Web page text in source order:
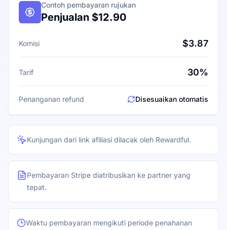
Contoh pembayaran rujukan
Penjualan $12.90
Komisi $3.87
Tarif 30%
Penanganan refund Disesuaikan otomatis
Kunjungan dari link afiliasi dilacak oleh Rewardful.
Pembayaran Stripe diatribusikan ke partner yang
tepat.
Waktu pembayaran mengikuti periode penahanan